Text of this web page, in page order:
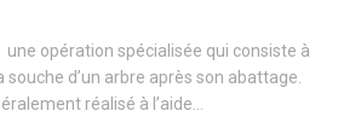
une opération spécialisée qui consiste à
d’un arbre après son abattage.
réalisé à l’aide…